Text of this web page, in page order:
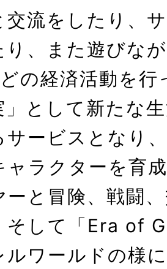
交流をしたり、
り、また遊びな
の経済活動を行
」として新たな
サービスとなり
ャラクターを育
ーと冒険、戦闘
そして「Era of
ルワールドの様